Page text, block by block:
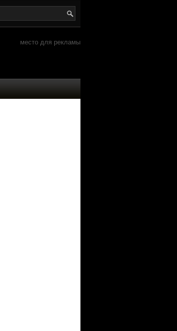
место для рекламы